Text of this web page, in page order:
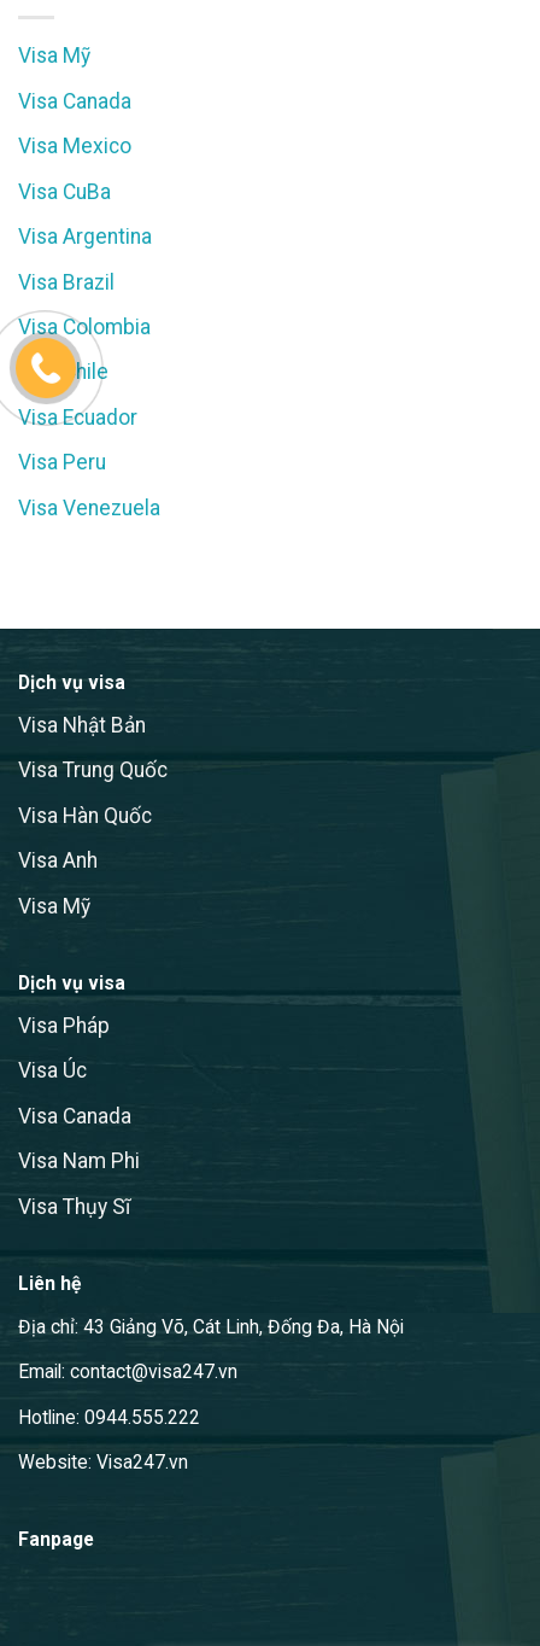
Visa Mỹ
Visa Canada
Visa Mexico
Visa CuBa
Visa Argentina
Visa Brazil
Visa Colombia
Visa Chile
Visa Ecuador
Visa Peru
Visa Venezuela
Dịch vụ visa
Visa Nhật Bản
Visa Trung Quốc
Visa Hàn Quốc
Visa Anh
Visa Mỹ
Dịch vụ visa
Visa Pháp
Visa Úc
Visa Canada
Visa Nam Phi
Visa Thụy Sĩ
Liên hệ
Địa chỉ: 43 Giảng Võ, Cát Linh, Đống Đa, Hà Nội
Email: contact@visa247.vn
Hotline: 0944.555.222
Website: Visa247.vn
Fanpage